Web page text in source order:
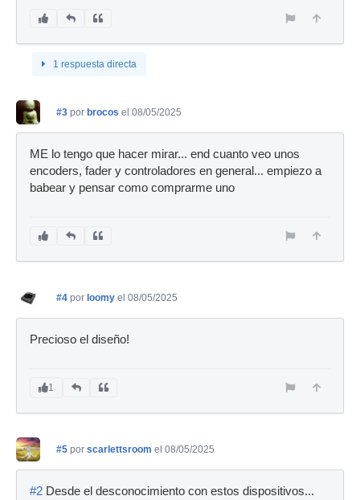
1 respuesta directa
#3 por brocos el 08/05/2025
ME lo tengo que hacer mirar... end cuanto veo unos
encoders, fader y controladores en general... empiezo a
babear y pensar como comprarme uno
#4 por loomy el 08/05/2025
Precioso el diseño!
1
#5 por scarlettsroom el 08/05/2025
#2 Desde el desconocimiento con estos dispositivos...